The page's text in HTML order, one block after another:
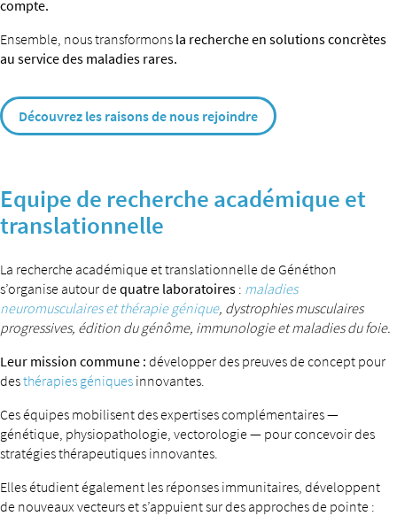
compte.
Ensemble, nous transformons la recherche en solutions concrètes
au service des maladies rares.
Découvrez les raisons de nous rejoindre
Equipe de recherche académique et
translationnelle
La recherche académique et translationnelle de Généthon
s’organise autour dequatre laboratoires : maladies
neuromusculaires et thérapie génique, dystrophies musculaires
progressives, édition du génôme, immunologie et maladies du foie.
Leur mission commune : développer des preuves de concept pour
desthérapies géniques innovantes.
Ces équipes mobilisent des expertises complémentaires —
génétique, physiopathologie, vectorologie — pour concevoir des
stratégies thérapeutiques innovantes.
Elles étudient également les réponses immunitaires, développent
de nouveaux vecteurs et s’appuient sur des approches de pointe :